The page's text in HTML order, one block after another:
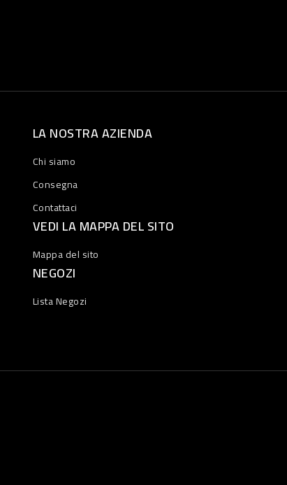
LA NOSTRA AZIENDA
Chi siamo
Consegna
Contattaci
VEDI LA MAPPA DEL SITO
Mappa del sito
NEGOZI
Lista Negozi